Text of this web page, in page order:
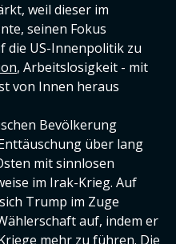
weil dieser im
seinen Fokus
die US-Innenpolitik zu
, Arbeitslosigkeit - mit
von Innen heraus
Bevölkerung
über lang
mit sinnlosen
im Irak-Krieg. Auf
Trump im Zuge
auf, indem er
mehr zu führen. Die